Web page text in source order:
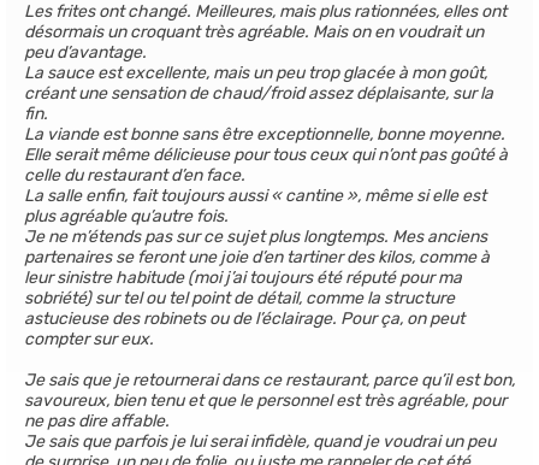
Les frites ont changé. Meilleures, mais plus rationnées, elles ont
désormais un croquant très agréable. Mais on en voudrait un
peu d’avantage.
La sauce est excellente, mais un peu trop glacée à mon goût,
créant une sensation de chaud/froid assez déplaisante, sur la
fin.
La viande est bonne sans être exceptionnelle, bonne moyenne.
Elle serait même délicieuse pour tous ceux qui n’ont pas goûté à
celle du restaurant d’en face.
La salle enfin, fait toujours aussi « cantine », même si elle est
plus agréable qu’autre fois.
Je ne m’étends pas sur ce sujet plus longtemps. Mes anciens
partenaires se feront une joie d’en tartiner des kilos, comme à
leur sinistre habitude (moi j’ai toujours été réputé pour ma
sobriété) sur tel ou tel point de détail, comme la structure
astucieuse des robinets ou de l’éclairage. Pour ça, on peut
compter sur eux.
Je sais que je retournerai dans ce restaurant, parce qu’il est bon,
savoureux, bien tenu et que le personnel est très agréable, pour
ne pas dire affable.
Je sais que parfois je lui serai infidèle, quand je voudrai un peu